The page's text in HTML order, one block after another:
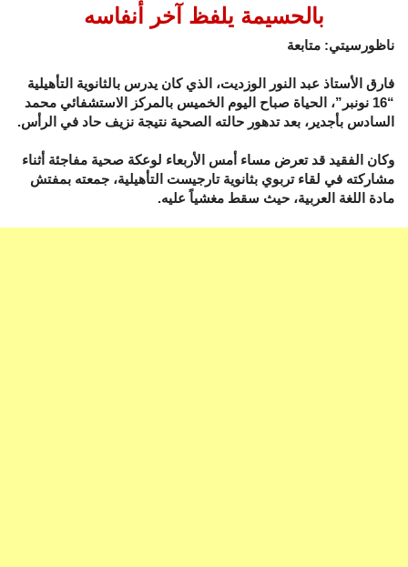
بالحسيمة يلفظ آخر أنفاسه
ناظورسيتي: متابعة
فارق الأستاذ عبد النور الوزديت، الذي كان يدرس بالثانوية التأهيلية
“16 نونبر”، الحياة صباح اليوم الخميس بالمركز الاستشفائي محمد
السادس بأجدير، بعد تدهور حالته الصحية نتيجة نزيف حاد في الرأس.
وكان الفقيد قد تعرض مساء أمس الأربعاء لوعكة صحية مفاجئة أثناء
مشاركته في لقاء تربوي بثانوية تارجيست التأهيلية، جمعته بمفتش
مادة اللغة العربية، حيث سقط مغشياً عليه.